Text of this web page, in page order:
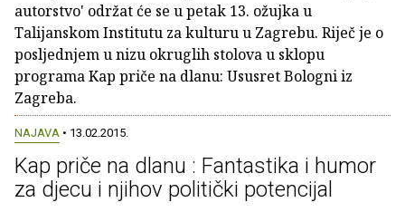
autorstvo' održat će se u petak 13. ožujka u
Talijanskom Institutu za kulturu u Zagrebu. Riječ je o
posljednjem u nizu okruglih stolova u sklopu
programa Kap priče na dlanu: Ususret Bologni iz
Zagreba.
NAJAVA • 13.02.2015.
Kap priče na dlanu : Fantastika i humor
za djecu i njihov politički potencijal